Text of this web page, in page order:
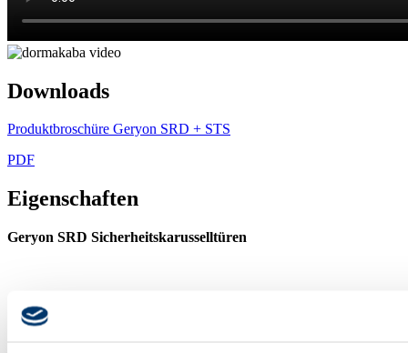
Downloads
Produktbroschüre Geryon SRD + STS
PDF
Eigenschaften
Geryon SRD Sicherheitskarusselltüren
Kein Einsperren von Personen dank Grenzpunktverriegelung